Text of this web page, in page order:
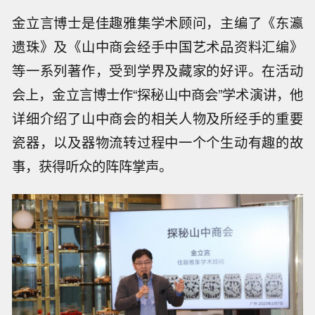
金立言博士是佳趣雅集学术顾问，主编了《东瀛
遗珠》及《山中商会经手中国艺术品资料汇编》
等一系列著作，受到学界及藏家的好评。在活动
会上，金立言博士作“探秘山中商会”学术演讲，他
详细介绍了山中商会的相关人物及所经手的重要
瓷器，以及器物流转过程中一个个生动有趣的故
事，获得听众的阵阵掌声。